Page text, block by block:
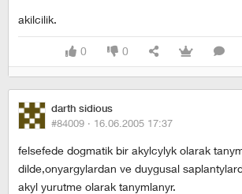
akilcilik.
0 0
darth sidious
#84009 · 16.06.2005 17:37
felsefede dogmatik bir akylcylyk olarak
dilde,onyargylardan ve duygusal
akyl yurutme olarak tanymlanyr.